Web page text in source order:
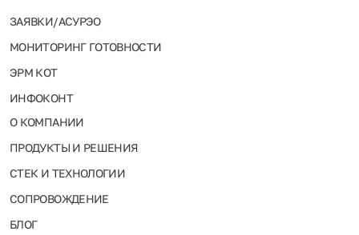
ЗАЯВКИ/АСУРЭО
МОНИТОРИНГ ГОТОВНОСТИ
ЭРМ КОТ
ИНФОКОНТ
О КОМПАНИИ
ПРОДУКТЫ И РЕШЕНИЯ
СТЕК И ТЕХНОЛОГИИ
СОПРОВОЖДЕНИЕ
БЛОГ